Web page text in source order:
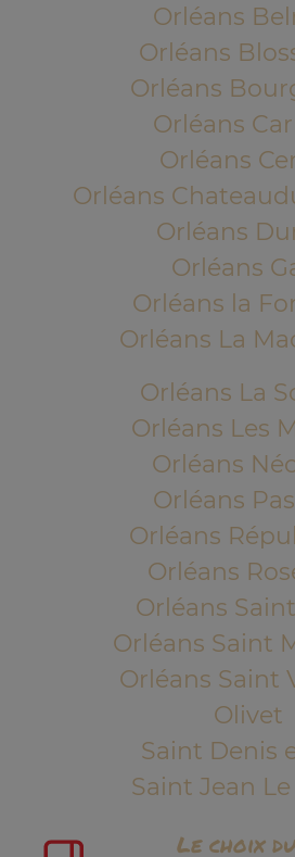
Orléans
Orléans
Orléans
Orléans
Orléans
Orléans
Orléans
Orléans
Orléans la
Orléans La
Orléans La
Orléans Les
Orléans
Orléans
Orléans
Orléans
Orléans
Orléans Saint
Orléans Saint
Olivet
Saint Denis
Saint Jean
Le choix